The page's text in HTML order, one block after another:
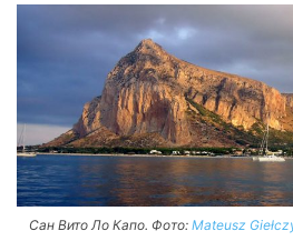
Сан Вито Ло Капо. Фото: Mateusz